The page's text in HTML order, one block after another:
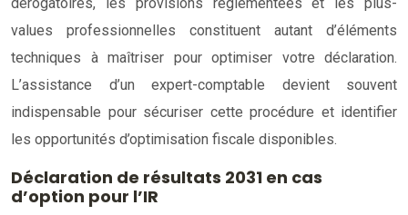
values professionnelles constituent autant d’éléments
techniques à maîtriser pour optimiser votre déclaration.
L’assistance d’un expert-comptable devient souvent
indispensable pour sécuriser cette procédure et identifier
les opportunités d’optimisation fiscale disponibles.
Déclaration de résultats 2031 en cas
d’option pour l’IR